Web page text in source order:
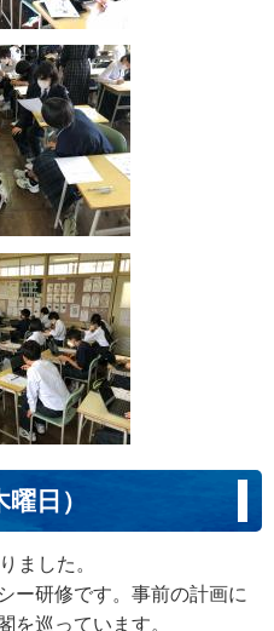
日）
ました。
ー研修です。事前の計画に
を巡っています。